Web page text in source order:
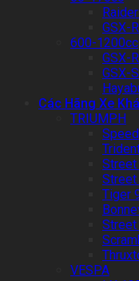
GSX-
600-1200cc
GSX-
GSX-
Các Hãng Xe
TRIUMPH
Street
Tiger
Street
VESPA